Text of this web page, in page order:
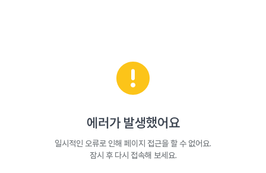
에러가 발생했어요
일시적인 오류로 인해 페이지 접근을 할 수 없어요.
잠시 후 다시 접속해 보세요.